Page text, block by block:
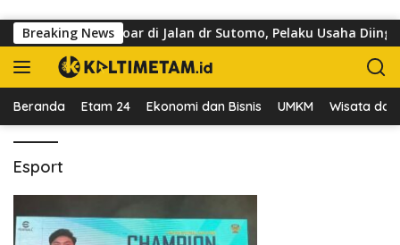
Breaking News
Kuasai Trotoar di Jalan dr Sutomo, Pelaku Usaha
Beranda Etam 24 Ekonomi dan Bisnis UMKM Wisata dan
Esport